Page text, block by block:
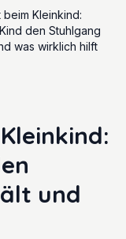
Kleinkind:
den Stuhlgang
was wirklich hilft
und